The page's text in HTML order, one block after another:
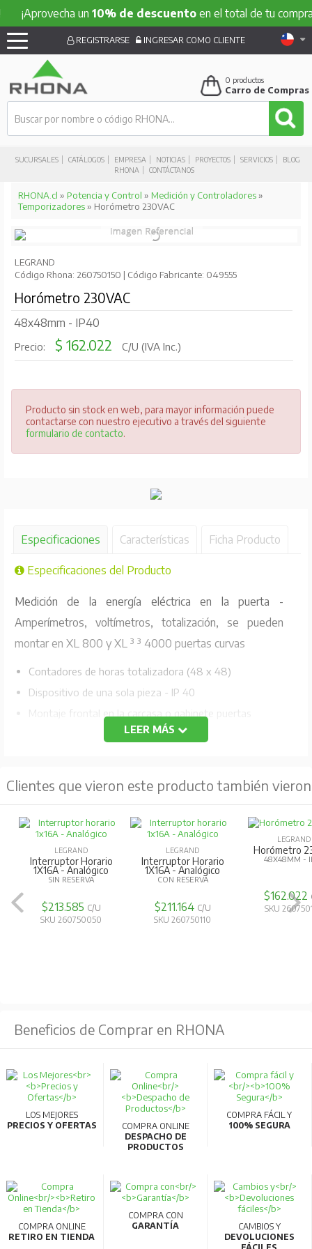
¡Aprovecha un10% de descuentoen el total de tu compra!
SUCURSALES CATÁLOGOS EMPRESA NOTICIAS PROYECTOS SERVICIOS
BLOG
RHONA
CONTÁCTANOS
REGISTRARSE INGRESAR COMO CLIENTE
0 productos
Carro de Compras
RHONA.cl » Potencia y Control » Medición y Controladores»
Temporizadores» Horómetro 230VAC
LEGRAND
Código Rhona: 260750150 | Código Fabricante: 049555
Horómetro 230VAC
48x48mm - IP40
Precio: $ 162.022 C/U (IVA Inc.)
Producto sin stock en web, para mayor información puede
contactarse con nuestro ejecutivo a través del siguiente
formulario de contacto.
Especificaciones Características Ficha Producto
Especificaciones del Producto
Medición de la energía eléctrica en la puerta -
Amperímetros, voltímetros, totalización, se pueden
montar en XL 800 y XL ³ ³ 4000 puertas curvas
Contadores de horas totalizadora (48 x 48)
Dispositivo de una sola pieza - IP 40
Montaje frontal en la carcasa o gabinete puertas
El funcionamiento del motor síncrono (indicador de
máquina o dispositivo eléctrico, sin reajuste
Se suministra con marco de cubierta (55 x 55 mm)
(para todo el cut-out) y accesorios de fijación
Conexión: 2 x 1,5 mm ²
200 a 240 V ~ - 50 Hz
LEER MÁS
Clientes que vieron este producto también vieron
LEGRAND
Interruptor Horario
1X16A - Analógico
SIN RESERVA
$213.585 C/U
SKU 260750050
LEGRAND
Interruptor Horario
1X16A - Analógico
CON RESERVA
$211.164 C/U
SKU 260750110
LEGRAND
Horómetro
48X48MM -
$162.022
SKU
Beneficios de Comprar en RHONA
LOS MEJORES
PRECIOS Y OFERTAS
COMPRA ONLINE
DESPACHO DE
PRODUCTOS
COMPRA FÁCIL Y
100% SEGURA
COMPRA ONLINE
RETIRO EN TIENDA
COMPRA CON
GARANTÍA
CAMBIOS Y
DEVOLUCIONES